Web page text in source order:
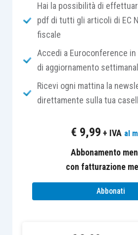
deducibili dal reddito
contribuente ai sensi dell’art.
e), TUIR. Di conseguenza, il
italiano può riconoscere in
contributi già in adempimento
Sul tema, tuttavia, non era mai
dell’Amministrazione
17/E/2015, par. 4.7, aveva,
non concorrono a formare il
previdenziali e assistenziali
lavoro o dal lavoratore in
Hai la possibilità di
pdf di tutti gli articoli di EC
fiscale
Accedi a Euroconference
di aggiornamento
Ricevi ogni mattina la
direttamente sulla tua
€ 9,99 + IVA al
Abbonamento
con fatturazione
Abbonati